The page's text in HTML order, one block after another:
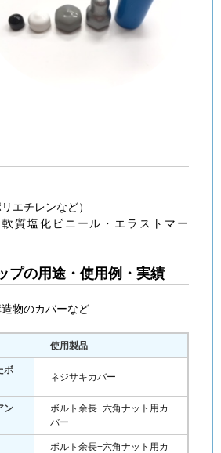
エチレンなど）
軟質塩化ビニール・エラストマー
プの用途・使用例・実績
物のカバーなど
使用製品
ボ
ネジサキカバー
ン
ボルト余長+六角ナット用カ
バー
ボルト余長+六角ナット用カ